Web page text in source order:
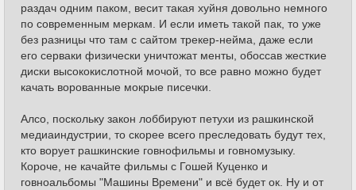
раздач одним паком, весит такая хуйня довольно немного
по современным меркам. И если иметь такой пак, то уже
без разницы что там с сайтом трекер-нейма, даже если
его серваки физически уничтожат менты, обоссав жесткие
диски высококислотной мочой, то все равно можно будет
качать ворованные мокрые писечки.
Алсо, поскольку закон лоббируют петухи из рашкинской
медиаиндустрии, то скорее всего преследовать будут тех,
кто ворует рашкинские говнофильмы и говномузыку.
Короче, не качайте фильмы с Гошей Куценко и
говноальбомы "Машины Времени" и всё будет ок. Ну и от